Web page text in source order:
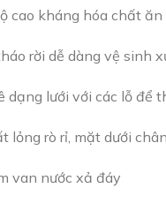
cao kháng hóa chất
rời dễ dàng vệ sinh
lưới với các lỗ để
lỏng rò rỉ, mặt dưới
van nước xả đáy